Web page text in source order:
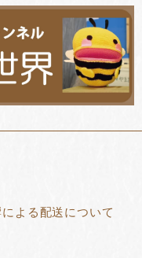
よる配送について